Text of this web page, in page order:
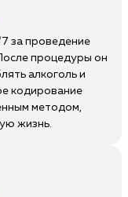
за проведение
процедуры он
алкоголь и
кодирование
методом,
жизнь.